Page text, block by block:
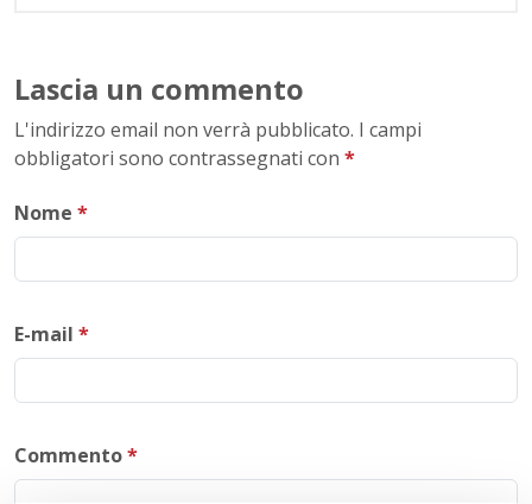
Lascia un commento
L'indirizzo email non verrà pubblicato. I campi
obbligatori sono contrassegnati con *
Nome *
E-mail *
Commento*